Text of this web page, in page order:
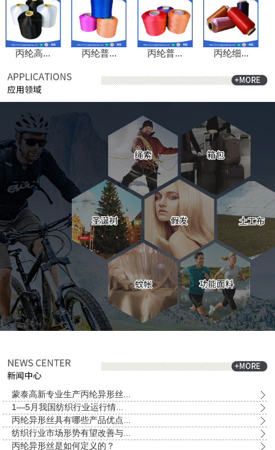
丙纶高... 丙纶普... 丙纶普... 丙纶细...
蒙泰高新专业生产丙纶异形丝...
1—5月我国纺织行业运行情...
丙纶异形丝具有哪些产品优点...
纺织行业市场形势有望改善与...
丙纶异形丝是如何定义的？